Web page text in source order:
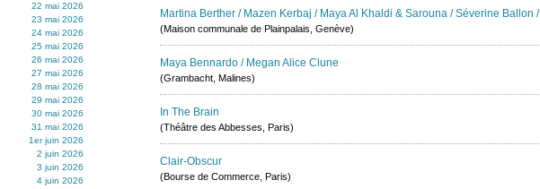
22 mai 2026
23 mai 2026
24 mai 2026
25 mai 2026
26 mai 2026
27 mai 2026
28 mai 2026
29 mai 2026
30 mai 2026
31 mai 2026
1er juin 2026
2 juin 2026
3 juin 2026
4 juin 2026
Martina Berther / Mazen Kerbaj / Maya Al Khaldi & Sarouna / Séverine Ballon /
(Maison communale de Plainpalais, Genève)
Maya Bennardo / Megan Alice Clune
(Grambacht, Malines)
In The Brain
(Théâtre des Abbesses, Paris)
Clair-Obscur
(Bourse de Commerce, Paris)